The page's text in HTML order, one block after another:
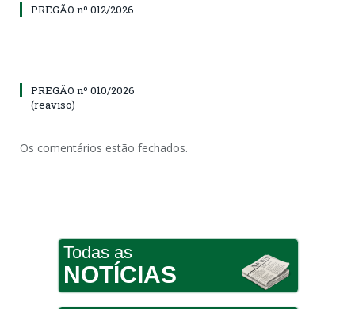
PREGÃO nº 012/2026
PREGÃO nº 010/2026
(reaviso)
Os comentários estão fechados.
Todas as
NOTÍCIAS